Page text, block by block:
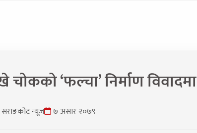
चोकको ‘फल्चा’ निर्माण विवादमा
सराङकोट न्यूज ७ असार २०७९